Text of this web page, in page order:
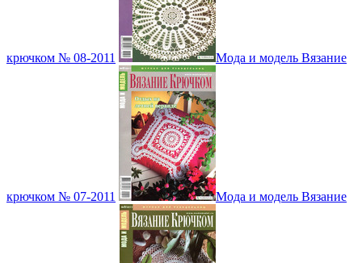
крючком № 08-2011 Мода и модель Вязание
крючком № 07-2011 Мода и модель Вязание